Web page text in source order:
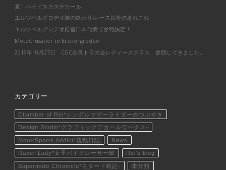
夏！ハイビスカスデカール
エルツベルグロデオ旅の終わり-レース以外のあれこれ
エルツベルグロデオ応援日本代表で参戦決定！
MotoCrusader to Erzbergrodeo
2019年10月27日 CGC奈良トラ大会レディースクラス 参戦してきました。
カテゴリー
Chamber of Rei*シングルマザーライダーのつぶやき
Design Studio*グラフィックデカールワークス-
MotorSports Addict*観戦日記 News
Racer Lady*女子バイクレーサー部 Rei's blog
Supermoto Chronicle*モタード戦記- 未分類